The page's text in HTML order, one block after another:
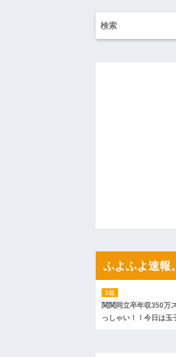
てるのかと思い注
ワイ手取り15万
祭りって謎だよ
【悲報】大卒初
【画像】タトゥ
【速報】NHK職
ハードオフに売
私「ちょっと、
たから、開けてみ
私「初めて飲む
wwwwwwwwwwww
【悲報】佐藤輝
れ
ふよふよ速報
関関同立卒年収350万
っしゃい！！今日は玉